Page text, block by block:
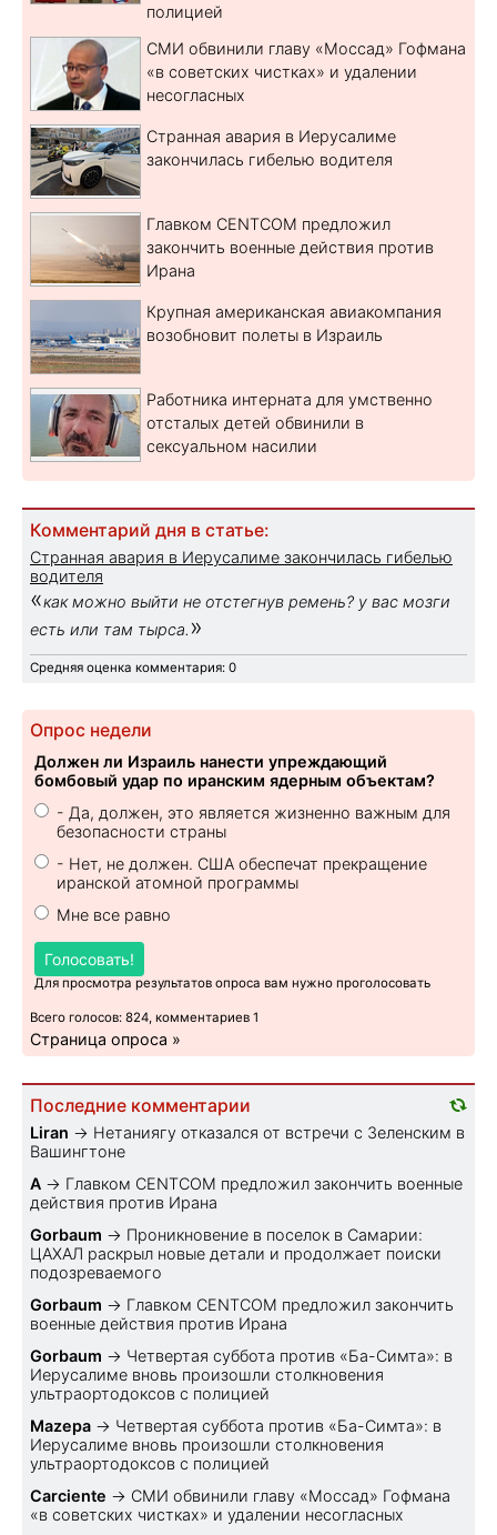
полицией
СМИ обвинили главу «Моссад» Гофмана
«в советских чистках» и удалении
несогласных
Странная авария в Иерусалиме
закончилась гибелью водителя
Главком CENTCOM предложил
закончить военные действия против
Ирана
Крупная американская авиакомпания
возобновит полеты в Израиль
Работника интерната для умственно
отсталых детей обвинили в
сексуальном насилии
Комментарий дня в статье:
Странная авария в Иерусалиме закончилась гибелью
водителя
«как можно выйти не отстегнув ремень? у вас мозги
есть или там тырса. »
Средняя оценка комментария: 0
Опрос недели
Должен ли Израиль нанести упреждающий
бомбовый удар по иранским ядерным объектам?
- Да, должен, это является жизненно важным для
безопасности страны
- Нет, не должен. США обеспечат прекращение
иранской атомной программы
Мне все равно
Голосовать!
Для просмотра результатов опроса вам нужно проголосовать
Всего голосов: 824, комментариев 1
Страница опроса »
Последние комментарии
Liran → Нетаниягу отказался от встречи с Зеленским в
Вашингтоне
A → Главком CENTCOM предложил закончить военные
действия против Ирана
Gorbaum → Проникновение в поселок в Самарии:
ЦАХАЛ раскрыл новые детали и продолжает поиски
подозреваемого
Gorbaum → Главком CENTCOM предложил закончить
военные действия против Ирана
Gorbaum → Четвертая суббота против «Ба-Симта»: в
Иерусалиме вновь произошли столкновения
ультраортодоксов с полицией
Mazepa → Четвертая суббота против «Ба-Симта»: в
Иерусалиме вновь произошли столкновения
ультраортодоксов с полицией
Carciente → СМИ обвинили главу «Моссад» Гофмана
«в советских чистках» и удалении несогласных